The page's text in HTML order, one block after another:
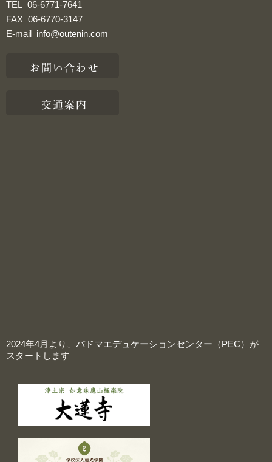
TEL 06-6771-7641
FAX 06-6770-3147
E-mail info@outenin.com
お問い合わせ
交通案内
2024年4月より、 パドマエデュケーションセンター（PEC） が
スタートします